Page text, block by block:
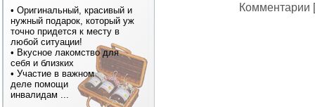
• Оригинальный, красивый и
нужный подарок, который уж
точно придется к месту в
любой ситуации!
• Вкусное лакомство для
себя и близких
• Участие в важном
деле помощи
инвалидам ...
Комментарии